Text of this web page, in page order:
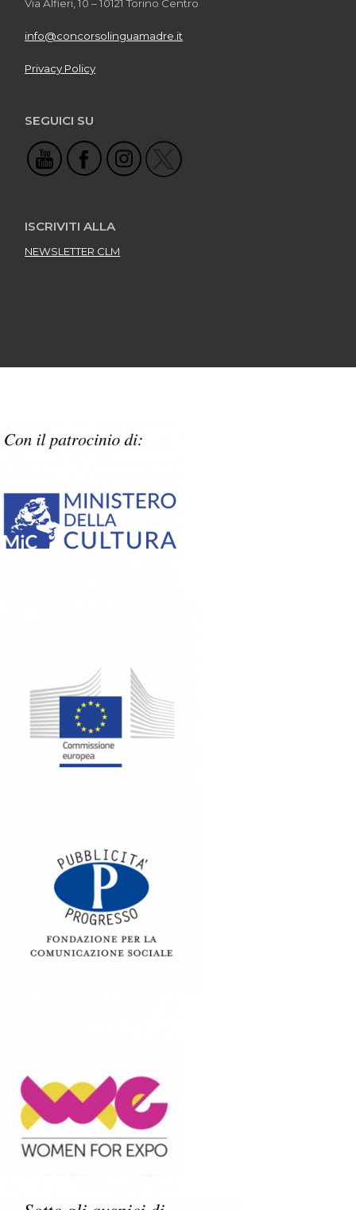
Via Alfieri, 10 – 10121 Torino Centro
info@concorsolinguamadre.it
Privacy Policy
SEGUICI SU
ISCRIVITI ALLA
NEWSLETTER CLM